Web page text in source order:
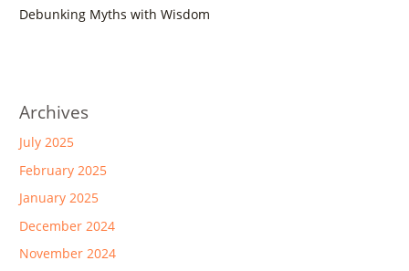
Debunking Myths with Wisdom
Archives
July 2025
February 2025
January 2025
December 2024
November 2024